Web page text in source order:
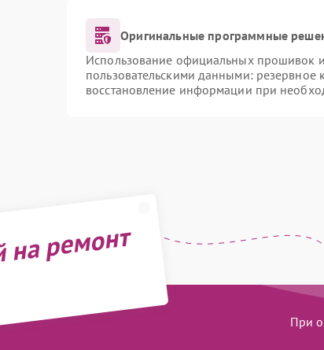
Оригинальные программные
Использование официальных прошивок и
пользовательскими данными: резервное
восстановление информации при
ремонт
При